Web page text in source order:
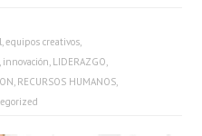
,equipos creativos,
, innovación, LIDERAZGO,
, RECURSOS HUMANOS,